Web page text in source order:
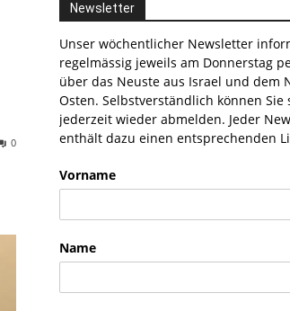
0
Linkedin
Newsletter
Unser wöchentlicher Newsletter
regelmässig jeweils am Donnerstag
über das Neuste aus Israel und dem
Osten. Selbstverständlich können Sie
jederzeit wieder abmelden. Jeder
enthält dazu einen entsprechenden
Vorname
Name